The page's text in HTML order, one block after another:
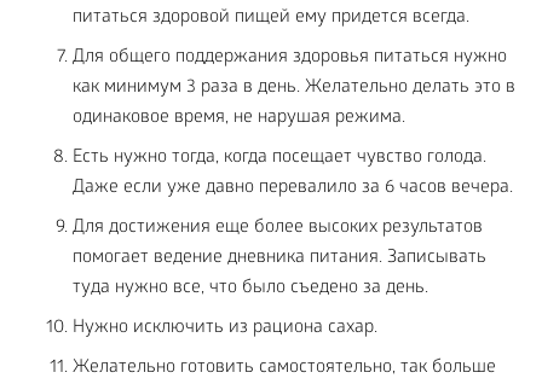
питаться здоровой пищей ему придется всегда.
Для общего поддержания здоровья питаться нужно
как минимум 3 раза в день. Желательно делать это в
одинаковое время, не нарушая режима.
Есть нужно тогда, когда посещает чувство голода.
Даже если уже давно перевалило за 6 часов вечера.
Для достижения еще более высоких результатов
помогает ведение дневника питания. Записывать
туда нужно все, что было съедено за день.
Нужно исключить из рациона сахар.
Желательно готовить самостоятельно, так больше